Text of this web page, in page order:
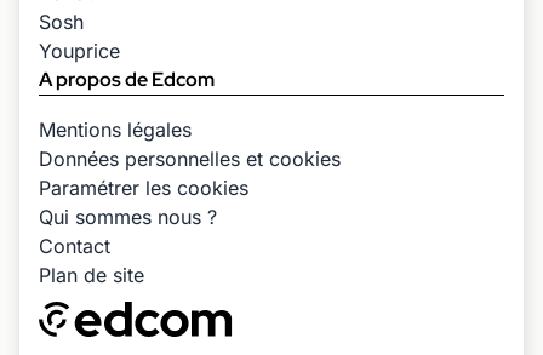
Sosh
Youprice
A propos de Edcom
Mentions légales
Données personnelles et cookies
Paramétrer les cookies
Qui sommes nous ?
Contact
Plan de site